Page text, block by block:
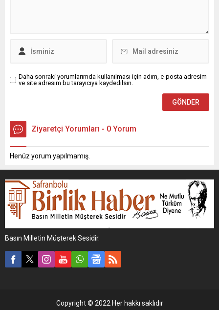
Daha sonraki yorumlarımda kullanılması için adım, e-posta adresim
ve site adresim bu tarayıcıya kaydedilsin.
Ziyaretçi Yorumları - 0 Yorum
Henüz yorum yapılmamış.
Basın Milletin Müşterek Sesidir.
Copyright © 2022 Her hakkı saklıdır